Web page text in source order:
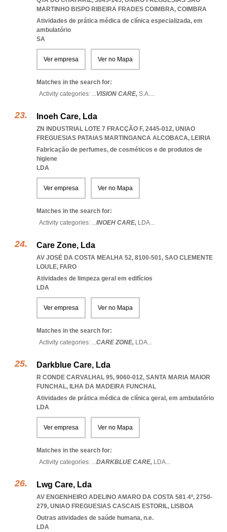
MARTINHO BISPO RIBEIRA FRADES COIMBRA, COIMBRA
Atividades de prática médica de clínica especializada, em
ambulatório
SA
Ver empresa Ver no Mapa
Matches in the search for:
Activity categories: ...VISION CARE, S.A....
Inoeh Care, Lda
ZN INDUSTRIAL LOTE 7 FRACÇÃO F, 2445-012, UNIAO
FREGUESIAS PATAIAS MARTINGANCA ALCOBACA, LEIRIA
Fabricação de perfumes, de cosméticos e de produtos de
higiene
LDA
Ver empresa Ver no Mapa
Matches in the search for:
Activity categories: ...INOEH CARE, LDA...
Care Zone, Lda
AV JOSÉ DA COSTA MEALHA 52, 8100-501, SAO CLEMENTE
LOULE, FARO
Atividades de limpeza geral em edifícios
LDA
Ver empresa Ver no Mapa
Matches in the search for:
Activity categories: ...CARE ZONE, LDA...
Darkblue Care, Lda
R CONDE CARVALHAL 95, 9060-012, SANTA MARIA MAIOR
FUNCHAL, ILHA DA MADEIRA FUNCHAL
Atividades de prática médica de clínica geral, em ambulatório
LDA
Ver empresa Ver no Mapa
Matches in the search for:
Activity categories: ...DARKBLUE CARE, LDA...
Lwg Care, Lda
AV ENGENHEIRO ADELINO AMARO DA COSTA 581 4º, 2750-
279, UNIAO FREGUESIAS CASCAIS ESTORIL, LISBOA
Outras atividades de saúde humana, n.e.
LDA